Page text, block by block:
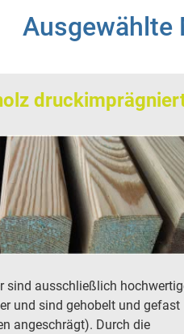
Ausgewählte
sind ausschließlich
und sind gehobelt und gefast
angeschrägt). Durch die